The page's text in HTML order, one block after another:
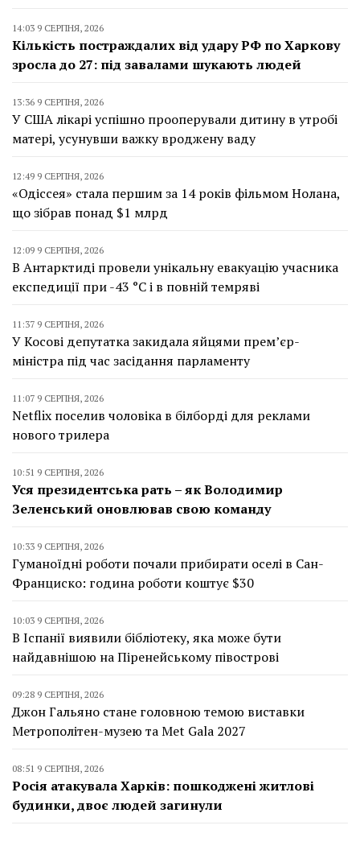
14:03 9 СЕРПНЯ, 2026
Кількість постраждалих від удару РФ по Харкову
зросла до 27: під завалами шукають людей
13:36 9 СЕРПНЯ, 2026
У США лікарі успішно прооперували дитину в утробі
матері, усунувши важку вроджену ваду
12:49 9 СЕРПНЯ, 2026
«Одіссея» стала першим за 14 років фільмом Нолана,
що зібрав понад $1 млрд
12:09 9 СЕРПНЯ, 2026
В Антарктиді провели унікальну евакуацію учасника
експедиції при -43 °C і в повній темряві
11:37 9 СЕРПНЯ, 2026
У Косові депутатка закидала яйцями прем’єр-
міністра під час засідання парламенту
11:07 9 СЕРПНЯ, 2026
Netflix поселив чоловіка в білборді для реклами
нового трилера
10:51 9 СЕРПНЯ, 2026
Уся президентська рать – як Володимир
Зеленський оновлював свою команду
10:33 9 СЕРПНЯ, 2026
Гуманоїдні роботи почали прибирати оселі в Сан-
Франциско: година роботи коштує $30
10:03 9 СЕРПНЯ, 2026
В Іспанії виявили бібліотеку, яка може бути
найдавнішою на Піренейському півострові
09:28 9 СЕРПНЯ, 2026
Джон Гальяно стане головною темою виставки
Метрополітен-музею та Met Gala 2027
08:51 9 СЕРПНЯ, 2026
Росія атакувала Харків: пошкоджені житлові
будинки, двоє людей загинули